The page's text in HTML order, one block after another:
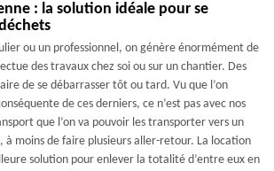
: la solution idéale pour se
ou un professionnel, on génère énormément de
des travaux chez soi ou sur un chantier. Des
de se débarrasser tôt ou tard. Vu que l’on
de ces derniers, ce n’est pas avec nos
que l’on va pouvoir les transporter vers un
à moins de faire plusieurs aller-retour. La location
solution pour enlever la totalité d’entre eux en